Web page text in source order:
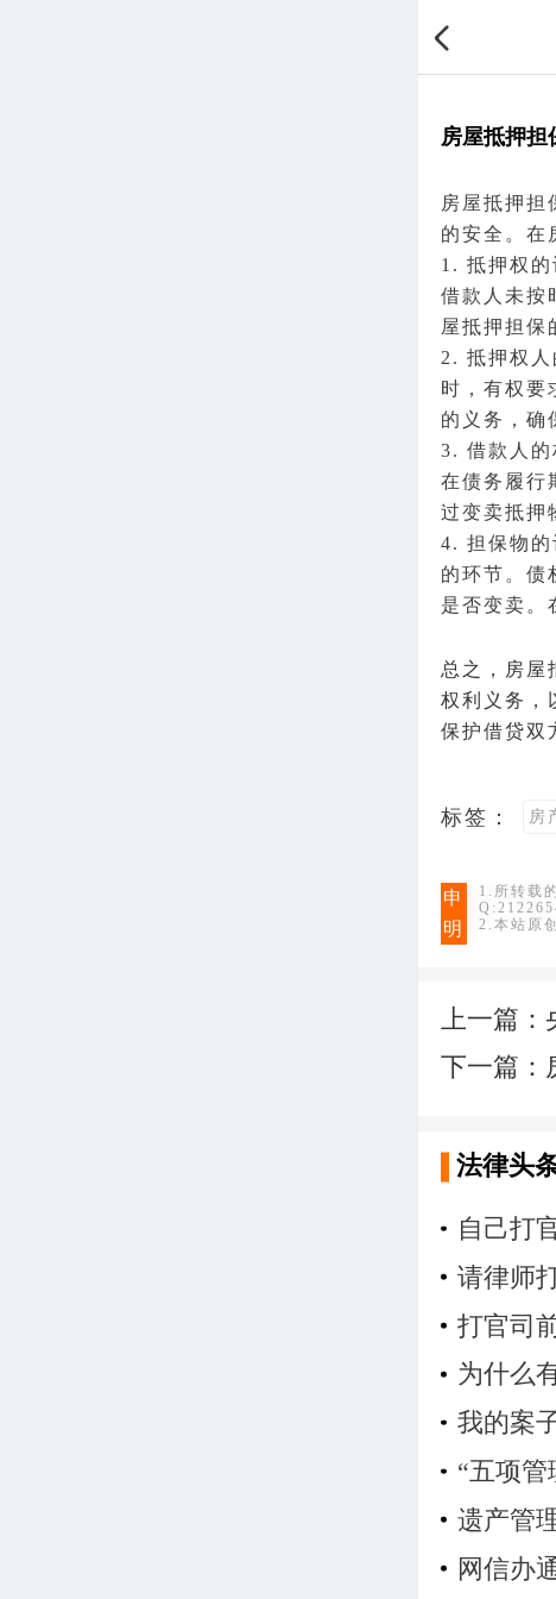
房屋抵押担
房屋抵押担
的安全。在
1. 抵押权
借款人未按
屋抵押担保
2. 抵押权
时，有权要
的义务，确
3. 借款人的
在债务履行
过变卖抵押
4. 担保物的
的环节。债
是否变卖。
总之，房屋
权利义务，
保护借贷双
标签： 房
申
明
1.所转载
2.本站原
上一篇：
下一篇：
法律头
自己打
请律师
打官司
为什么
我的案
“五项
遗产管
网信办